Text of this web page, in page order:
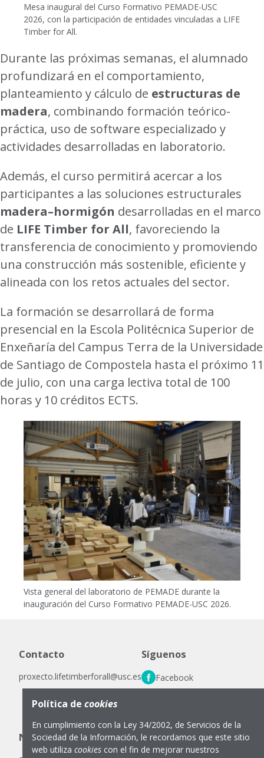
Mesa inaugural del Curso Formativo PEMADE-USC
2026, con la participación de entidades vinculadas a LIFE
Timber for All.
Durante las próximas semanas, el alumnado
profundizará en el comportamiento,
planteamiento y cálculo de estructuras de
madera, combinando formación teórico-
práctica, uso de software especializado y
actividades desarrolladas en laboratorio.
Además, el curso permitirá acercar a los
participantes a las soluciones estructurales
madera–hormigón desarrolladas en el marco
de LIFE Timber for All, favoreciendo la
transferencia de conocimiento y promoviendo
una construcción más sostenible, eficiente y
alineada con los retos actuales del sector.
La formación se desarrollará de forma
presencial en la Escola Politécnica Superior de
Enxeñaría del Campus Terra de la Universidade
de Santiago de Compostela hasta el próximo 11
de julio, con una carga lectiva total de 100
horas y 10 créditos ECTS.
Vista general del laboratorio de PEMADE durante la
inauguración del Curso Formativo PEMADE-USC 2026.
Contacto
proxecto.lifetimberforall@usc.es
Síguenos
Facebook
Notas legales
Política de cookies
En cumplimiento con la Ley 34/2002, de Servicios de la
Sociedad de la Información, le recordamos que este sitio
web utiliza cookies con el fin de mejorar nuestros